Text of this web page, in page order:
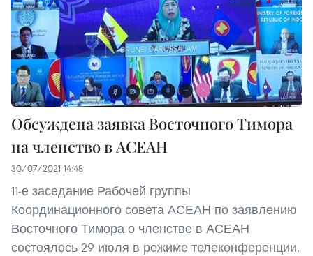
Обсуждена заявка Восточного Тимора
на членство в АСЕАН
30/07/2021 14:48
11-е заседание Рабочей группы
Координационного совета АСЕАН по заявлению
Восточного Тимора о членстве в АСЕАН
состоялось 29 июля в режиме телеконференции.